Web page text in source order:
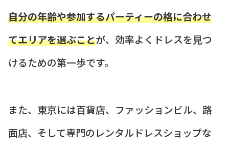
自分の年齢や参加するパーティーの格に合わせ
てエリアを選ぶことが、効率よくドレスを見つ
けるための第一歩です。
また、東京には百貨店、ファッションビル、路
面店、そして専門のレンタルドレスショップな